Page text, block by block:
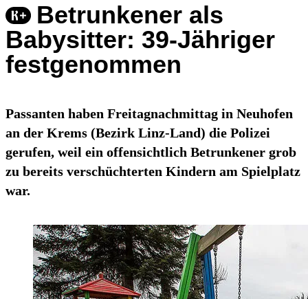
Betrunkener als
Babysitter: 39-Jähriger
festgenommen
Passanten haben Freitagnachmittag in Neuhofen
an der Krems (Bezirk Linz-Land) die Polizei
gerufen, weil ein offensichtlich Betrunkener grob
zu bereits verschüchterten Kindern am Spielplatz
war.